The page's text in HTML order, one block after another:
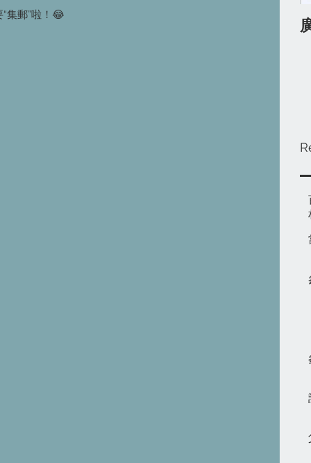
集郵”啦！😂